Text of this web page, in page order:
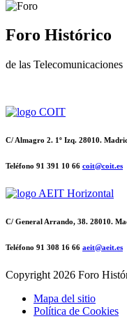
Foro Histórico
de las Telecomunicaciones
C/ Almagro 2. 1º Izq. 28010. Madrid
Teléfono 91 391 10 66 coit@coit.es
C/ General Arrando, 38. 28010.
Teléfono 91 308 16 66 aeit@aeit.es
Copyright 2026 Foro
Mapa del sitio
Política de Cookies